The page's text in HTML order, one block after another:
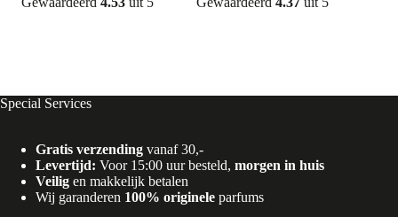
Special Services
Gratis verzending vanaf 30,-
Levertijd: Voor 15:00 uur besteld, morgen in huis
Veilig en makkelijk betalen
Wij garanderen 100% originele parfums